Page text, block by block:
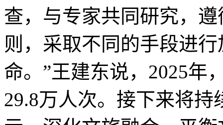
查，与专家共同研究，遵
则，采取不同的手段进
命。”王建东说，2025年
29.8万人次。接下来将